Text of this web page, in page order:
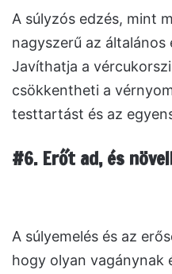
A súlyzós edzés, mint
nagyszerű az általános
Javíthatja a
csökkentheti a
testtartást és az
#6. Erőt ad, és
A súlyemelés és az
hogy olyan vagánynak